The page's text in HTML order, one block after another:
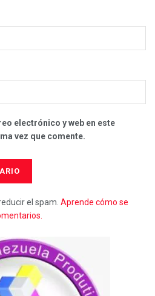
electrónico y web en este
vez que comente.
el spam. Aprende cómo se